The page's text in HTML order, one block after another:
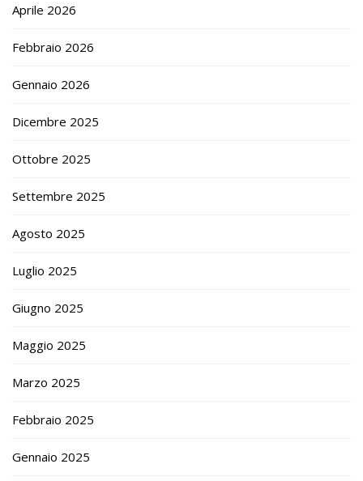
Aprile 2026
Febbraio 2026
Gennaio 2026
Dicembre 2025
Ottobre 2025
Settembre 2025
Agosto 2025
Luglio 2025
Giugno 2025
Maggio 2025
Marzo 2025
Febbraio 2025
Gennaio 2025